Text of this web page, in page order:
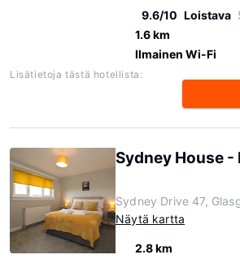
9.6/10 Loistava
1.6 km
Ilmainen Wi-Fi
Lisätietoja tästä hotellista:
Sydney House
Sydney Drive 47,
Näytä kartta
2.8 km